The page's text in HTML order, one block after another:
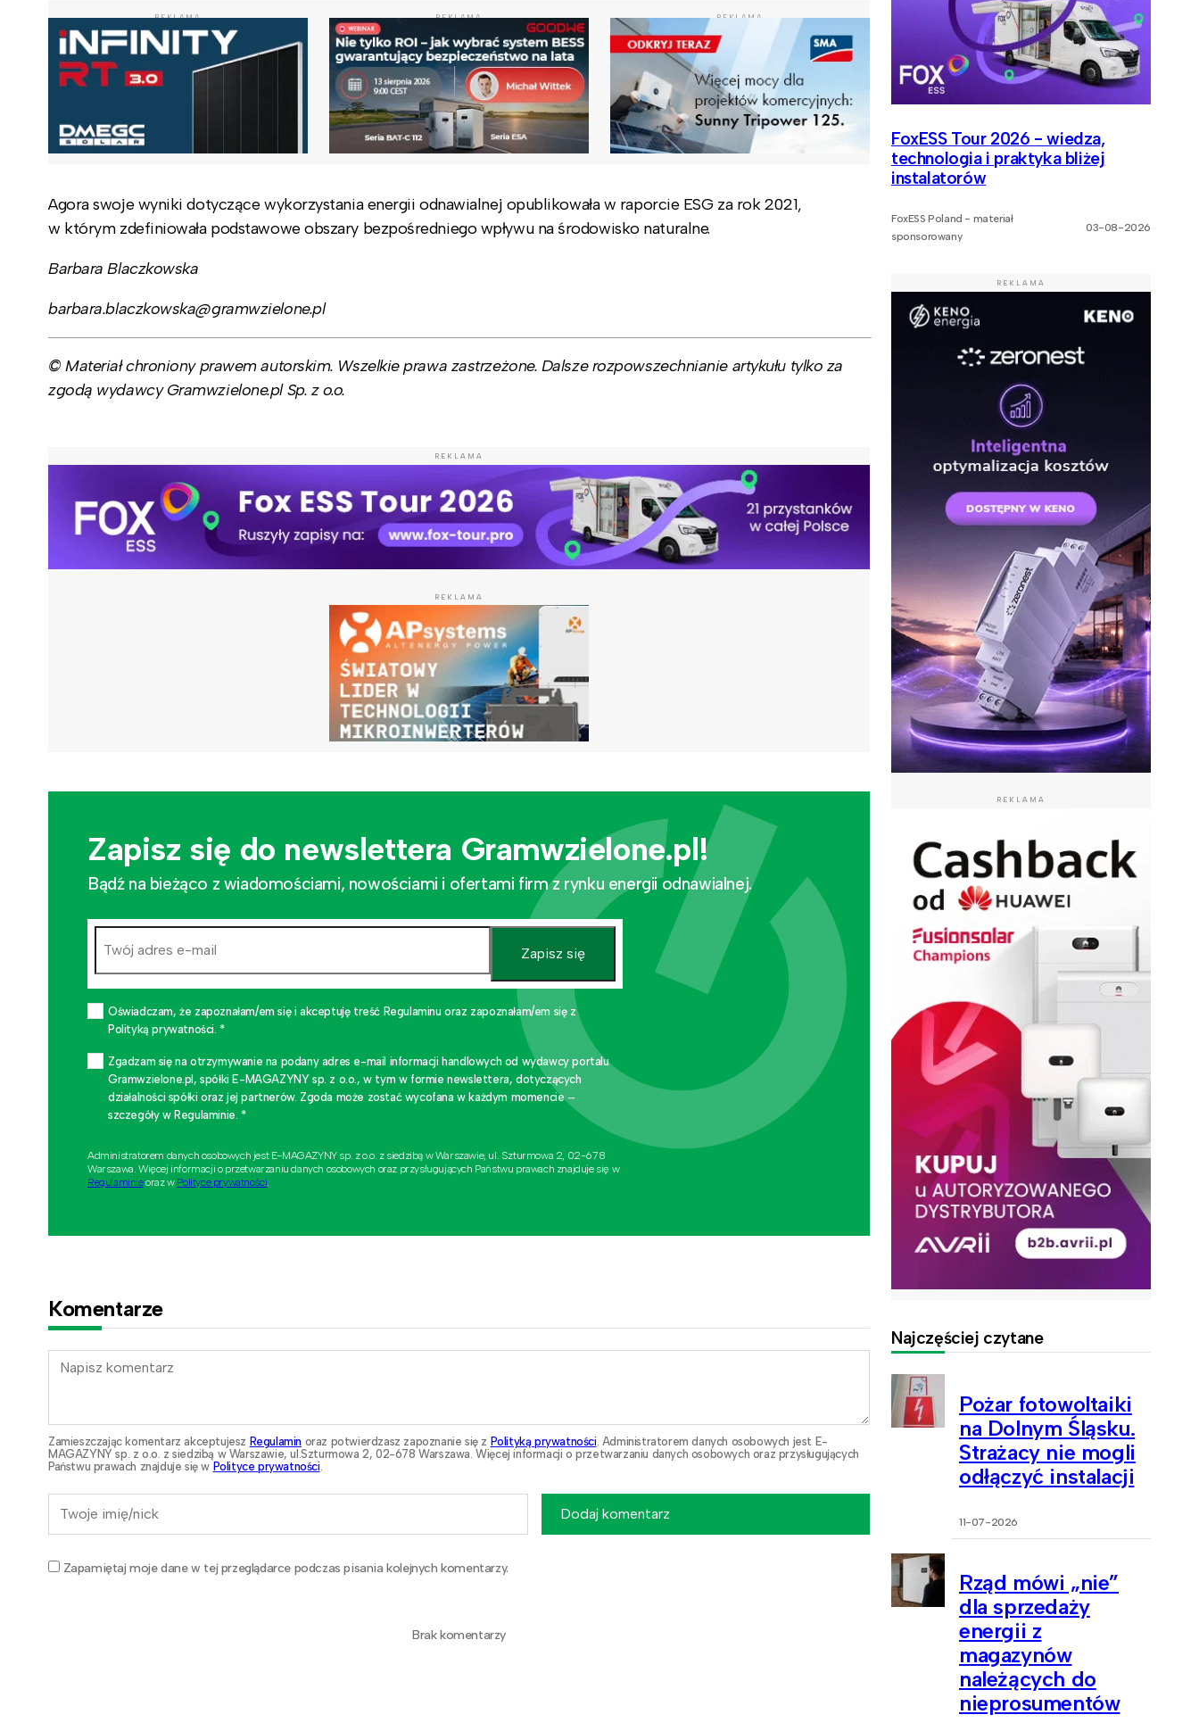
REKLAMA REKLAMA REKLAMA
Agora swoje wyniki dotyczące wykorzystania energii odnawialnej opublikowała w raporcie ESG za rok 2021,
w którym zdefiniowała podstawowe obszary bezpośredniego wpływu na środowisko naturalne.
Barbara Blaczkowska
barbara.blaczkowska@gramwzielone.pl
© Materiał chroniony prawem autorskim. Wszelkie prawa zastrzeżone. Dalsze rozpowszechnianie artykułu tylko za
zgodą wydawcy Gramwzielone.pl Sp. z o.o.
REKLAMA
REKLAMA
Zapisz się do newslettera Gramwzielone.pl!
Bądź na bieżąco z wiadomościami, nowościami i ofertami firm z rynku energii odnawialnej.
Zapisz się
Oświadczam, że zapoznałam/em się i akceptuję treść Regulaminu oraz zapoznałam/em się z
Polityką prywatności. *
Zgadzam się na otrzymywanie na podany adres e-mail informacji handlowych od wydawcy portalu
Gramwzielone.pl, spółki E-MAGAZYNY sp. z o.o., w tym w formie newslettera, dotyczących
działalności spółki oraz jej partnerów. Zgoda może zostać wycofana w każdym momencie –
szczegóły w Regulaminie. *
Administratorem danych osobowych jest E-MAGAZYNY sp. z o.o. z siedzibą w Warszawie, ul. Szturmowa 2, 02-678
Warszawa. Więcej informacji o przetwarzaniu danych osobowych oraz przysługujących Państwu prawach znajduje się w
Regulaminieoraz w Polityce prywatności
Komentarze
Zamieszczając komentarz akceptujesz Regulamin oraz potwierdzasz zapoznanie się z Polityką prywatności . Administratorem danych osobowych jest E-
MAGAZYNY sp. z o.o. z siedzibą w Warszawie, ul.Szturmowa 2, 02-678 Warszawa. Więcej informacji o przetwarzaniu danych osobowych oraz przysługujących
Państwu prawach znajduje się w Polityce prywatności
Zapamiętaj moje dane w tej przeglądarce podczas pisania kolejnych komentarzy.
Dodaj komentarz
Brak komentarzy
FoxESS Tour 2026 - wiedza,
technologia i praktyka bliżej
instalatorów
FoxESS Poland - materiał
sponsorowany
03-08-2026
REKLAMA
REKLAMA
Najczęściej czytane
Pożar fotowoltaiki
na Dolnym Śląsku.
Strażacy nie mogli
odłączyć instalacji
11-07-2026
Rząd mówi „nie”
dla sprzedaży
energii z
magazynów
należących do
nieprosumentów